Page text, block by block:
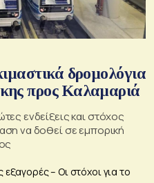
δρομολόγια
προς Καλαμαριά
ενδείξεις και στόχος
να δοθεί σε εμπορική